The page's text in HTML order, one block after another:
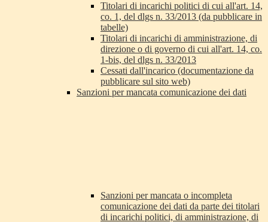
Titolari di incarichi politici di cui all'art. 14,
co. 1, del dlgs n. 33/2013 (da pubblicare in
tabelle)
Titolari di incarichi di amministrazione, di
direzione o di governo di cui all'art. 14, co.
1-bis, del dlgs n. 33/2013
Cessati dall'incarico (documentazione da
pubblicare sul sito web)
Sanzioni per mancata comunicazione dei dati
Sanzioni per mancata o incompleta
comunicazione dei dati da parte dei titolari
di incarichi politici, di amministrazione, di